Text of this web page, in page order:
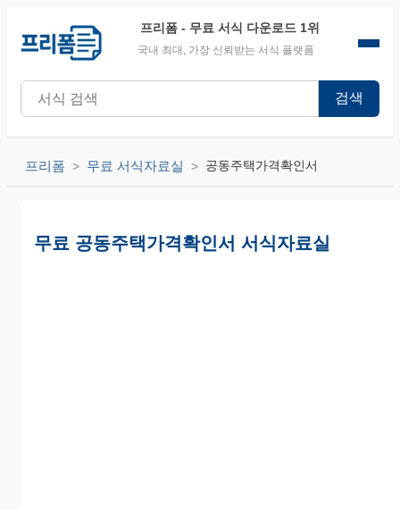
프리폼 - 무료 서식 다운로드 1위
국내 최대, 가장 신뢰받는 서식 플랫폼
검색
프리폼 무료 서식자료실 공동주택가격확인서
무료 공동주택가격확인서 서식자료실